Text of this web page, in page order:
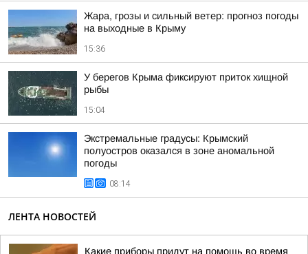
Жара, грозы и сильный ветер: прогноз погоды
на выходные в Крыму
15:36
У берегов Крыма фиксируют приток хищной
рыбы
15:04
Экстремальные градусы: Крымский
полуостров оказался в зоне аномальной
погоды
08:14
ЛЕНТА НОВОСТЕЙ
Какие приборы придут на помощь во время